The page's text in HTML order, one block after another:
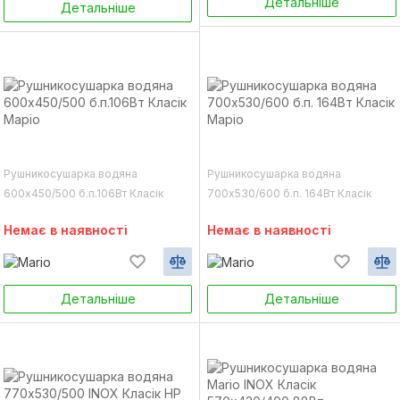
Детальніше
Рушникосушарка водяна
600х450/500 б.п.106Вт Класік
Немає в наявності
Детальніше
Рушникосушарка водяна
700х530/600 б.п. 164Вт Класік
Немає в наявності
Детальніше